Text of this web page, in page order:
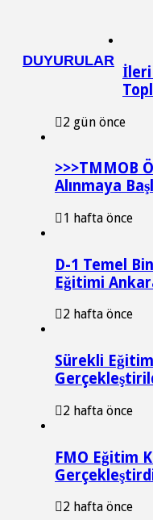
DUYURULAR
İleri
2 gün önce
>>>TMMOB
Alınmaya
1 hafta önce
D-1 Temel
Eğitimi
2 hafta önce
Sürekli
2 hafta önce
FMO Eğitim
2 hafta önce